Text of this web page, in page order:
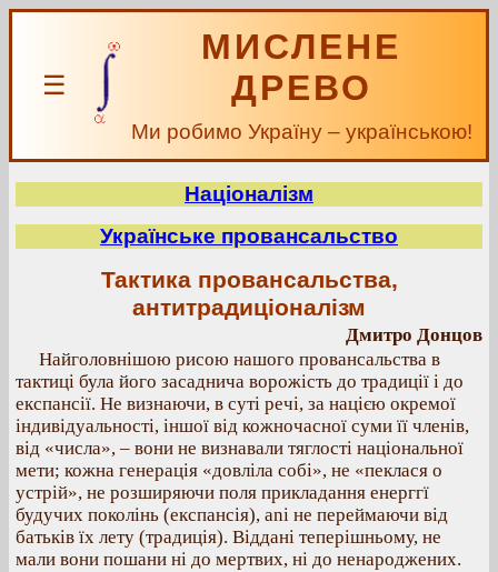
☰
МИСЛЕНЕ
ДРЕВО
Ми робимо Україну – українською!
Націоналізм
Українське провансальство
Тактика провансальства,
антитрадиціоналізм
Дмитро Донцов
Найголовнішою рисою нашого провансальства в
тактиці була його засаднича ворожість до традиції і до
експансії. Не визнаючи, в суті речі, за нацією окремої
індивідуальності, іншої від кожночасної суми її членів,
від «числа», – вони не визнавали тяглості національної
мети; кожна генерація «довліла собі», не «пеклася о
устрій», не розширяючи поля прикладання енерггї
будучих поколінь (експансія), ani не переймаючи від
батьків їх лету (традиція). Віддані теперішньому, не
мали вони пошани ні до мертвих, ні до ненароджених.